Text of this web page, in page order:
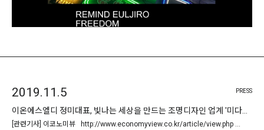
2019.11.5
이온에스엘디 정미대표, 빛나는 세상을 만드는 조명디자인 업계 '미다스의 손'
[관련기사] 이코노미뷰 http://www.economyview.co.kr/article/view.php …
PRESS